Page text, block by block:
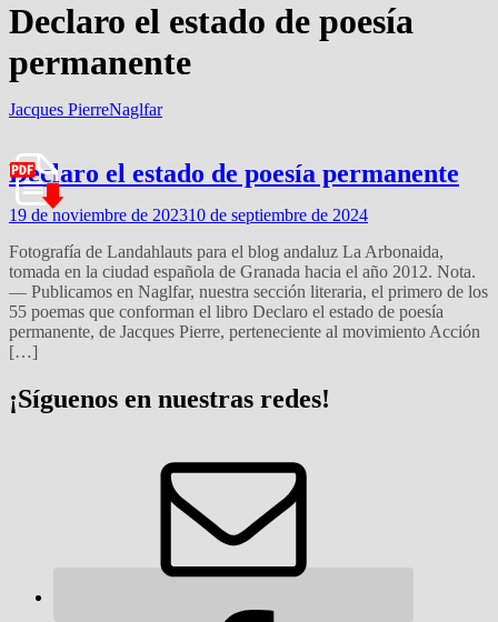
Declaro el estado de poesía
permanente
Jacques PierreNaglfar
Declaro el estado de poesía permanente
19 de noviembre de 202310 de septiembre de 2024
Fotografía de Landahlauts para el blog andaluz La Arbonaida,
tomada en la ciudad española de Granada hacia el año 2012. Nota.
— Publicamos en Naglfar, nuestra sección literaria, el primero de los
55 poemas que conforman el libro Declaro el estado de poesía
permanente, de Jacques Pierre, perteneciente al movimiento Acción
[…]
¡Síguenos en nuestras redes!